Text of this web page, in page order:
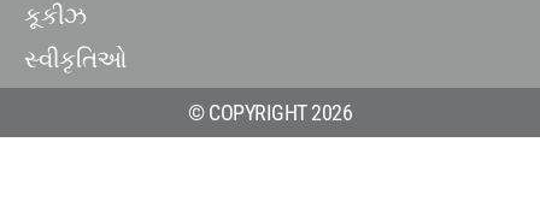
કૂકીઝ
સ્વીકૃતિઓ
© COPYRIGHT 2026